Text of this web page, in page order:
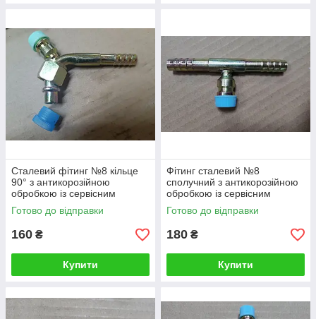
Сталевий фітинг №8 кільце
90° з антикорозійною
обробкою із сервісним
клапаном R134
Готово до відправки
160 ₴
Купити
Фітинг сталевий №8
сполучний з антикорозійною
обробкою із сервісним
клапаном R134
Готово до відправки
180 ₴
Купити